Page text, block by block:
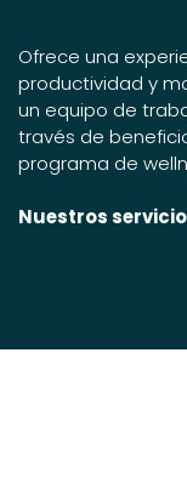
Ofrece una
productividad y
un equipo de
través de
programa de
Nuestros